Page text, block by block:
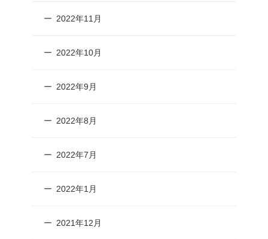
2022年11月
2022年10月
2022年9月
2022年8月
2022年7月
2022年1月
2021年12月